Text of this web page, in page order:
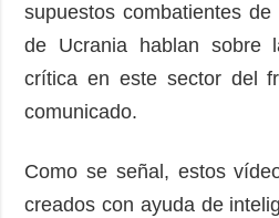
supuestos combatientes
de Ucrania hablan sobre
crítica en este sector del
comunicado.
Como se señal, estos
creados con ayuda de